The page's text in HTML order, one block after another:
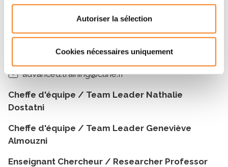
Autoriser la sélection
Cookies nécessaires uniquement
Une question sur le séminaire ?
Advanced Training Office / Direction de
advanced.training@curie.fr
Cheffe d'équipe / Team Leader Nathalie
Dostatni
Cheffe d'équipe / Team Leader Geneviève
Almouzni
Enseignant Chercheur / Researcher Professor